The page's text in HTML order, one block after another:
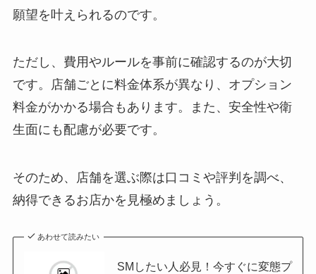
願望を叶えられるのです。
ただし、費用やルールを事前に確認するのが大切
です。店舗ごとに料金体系が異なり、オプション
料金がかかる場合もあります。また、安全性や衛
生面にも配慮が必要です。
そのため、店舗を選ぶ際は口コミや評判を調べ、
納得できるお店かを見極めましょう。
あわせて読みたい
SMしたい人必見！今すぐに変態プ